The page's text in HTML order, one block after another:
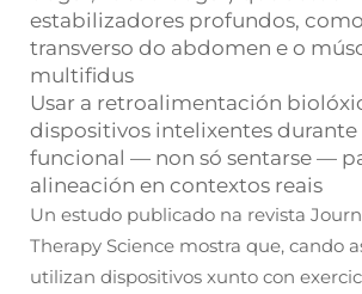
estabilizadores profundos,
transverso do abdomen e o
multifidus
Usar a retroalimentación
dispositivos intelixentes durante
funcional — non só sentarse —
alineación en contextos reais
Un estudo publicado na revista
Therapy Science mostra que, cando
utilizan dispositivos xunto con